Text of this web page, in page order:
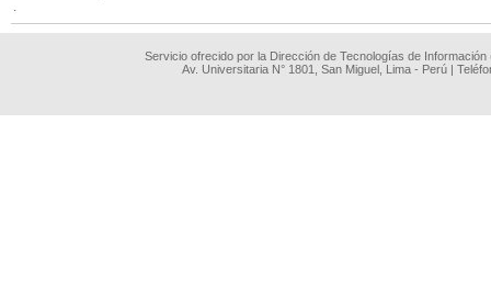
.
Servicio ofrecido por la Dirección de Tecnologías de
Av. Universitaria N° 1801, San Miguel, Lima - Perú |